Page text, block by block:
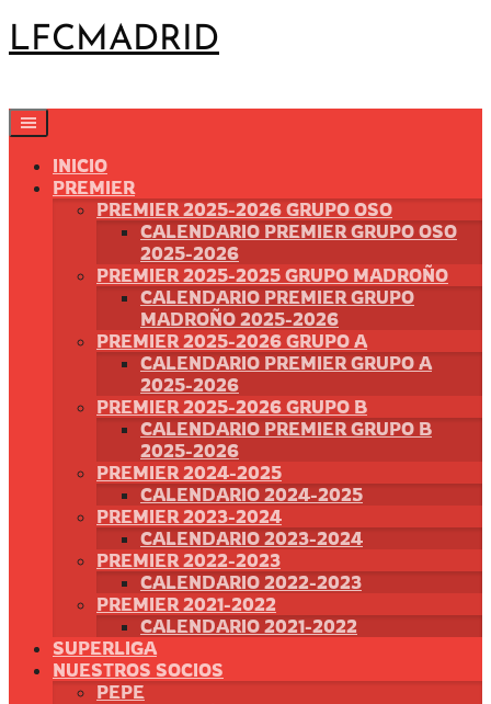
Saltar
al
LFCMADRID
INICIO
PREMIER
PREMIER 2025-2026 GRUPO OSO
CALENDARIO PREMIER GRUPO OSO
2025-2026
PREMIER 2025-2025 GRUPO MADROÑO
CALENDARIO PREMIER GRUPO
MADROÑO 2025-2026
PREMIER 2025-2026 GRUPO A
CALENDARIO PREMIER GRUPO A
2025-2026
PREMIER 2025-2026 GRUPO B
CALENDARIO PREMIER GRUPO B
2025-2026
PREMIER 2024-2025
CALENDARIO 2024-2025
PREMIER 2023-2024
CALENDARIO 2023-2024
PREMIER 2022-2023
CALENDARIO 2022-2023
PREMIER 2021-2022
CALENDARIO 2021-2022
SUPERLIGA
NUESTROS SOCIOS
PEPE